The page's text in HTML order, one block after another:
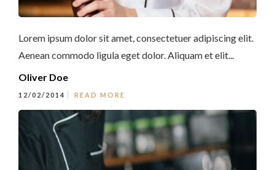
Lorem ipsum dolor sit amet, consectetuer adipiscing elit.
Aenean commodo ligula eget dolor. Aliquam et elit...
Oliver Doe
12/02/2014 READ MORE